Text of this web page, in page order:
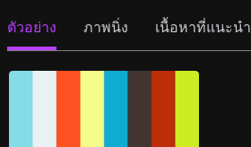
ตัวอย่าง ภาพนิ่ง เนื้อหาที่แนะนำ